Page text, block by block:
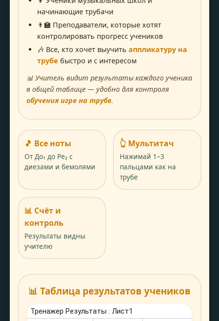
начинающие трубачи
👨‍🏫 Преподаватели, которые хотят
контролировать прогресс учеников
🎶 Все, кто хочет выучить аппликатуру на
трубе быстро и с интересом
📊 Учитель видит результаты каждого ученика
в общей таблице — удобно для контроля
обучения игре на трубе.
🎵 Все ноты
От До₁ до Ре₂ с
диезами и бемолями
👆 Мультитач
Нажимай 1–3
пальцами как на
трубе
📊 Счёт и
контроль
Результаты видны
учителю
📊 Таблица результатов учеников